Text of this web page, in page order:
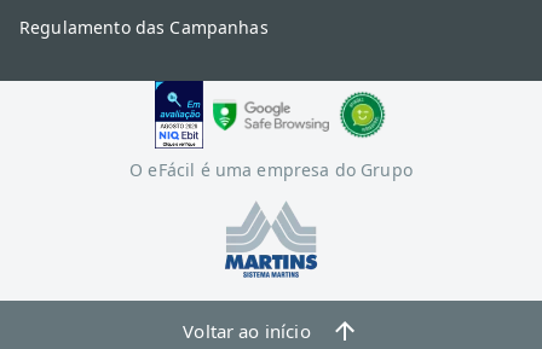
Regulamento das Campanhas
O eFácil é uma empresa do Grupo
Voltar ao início